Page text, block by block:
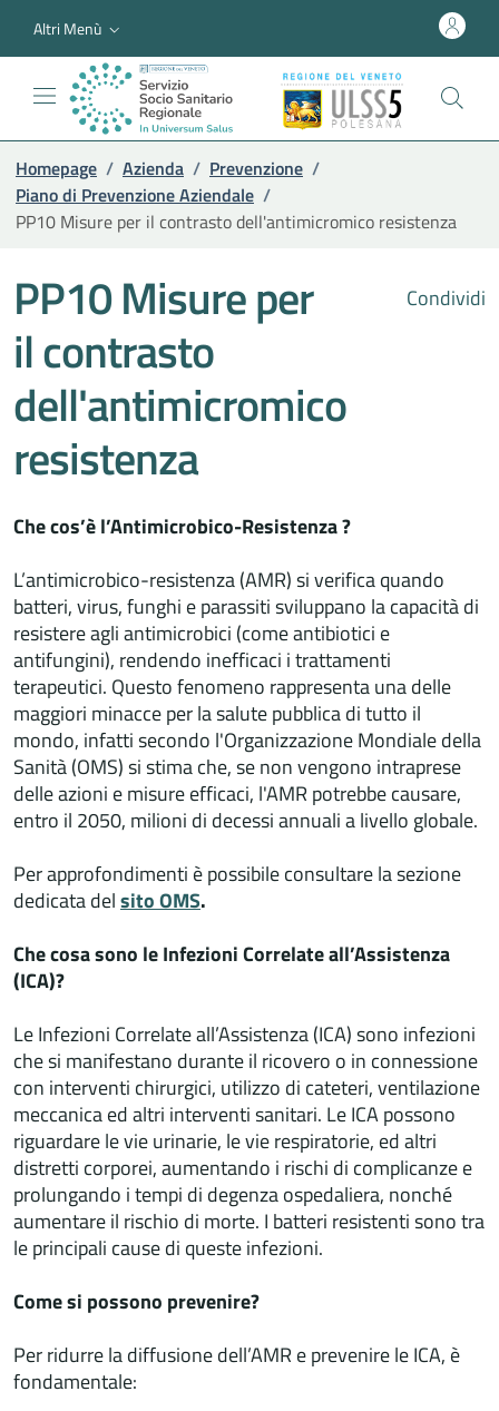
Altri Menù
Homepage / Azienda / Prevenzione /
Piano di Prevenzione Aziendale /
PP10 Misure per il contrasto dell'antimicromico resistenza
Condividi
PP10 Misure per
il contrasto
dell'antimicromico
resistenza
Che cos’è l’Antimicrobico-Resistenza ?
L’antimicrobico-resistenza (AMR) si verifica quando
batteri, virus, funghi e parassiti sviluppano la capacità di
resistere agli antimicrobici (come antibiotici e
antifungini), rendendo inefficaci i trattamenti
terapeutici. Questo fenomeno rappresenta una delle
maggiori minacce per la salute pubblica di tutto il
mondo, infatti secondo l'Organizzazione Mondiale della
Sanità (OMS) si stima che, se non vengono intraprese
delle azioni e misure efficaci, l'AMR potrebbe causare,
entro il 2050, milioni di decessi annuali a livello globale.
Per approfondimenti è possibile consultare la sezione
dedicata delsito OMS.
Che cosa sono le Infezioni Correlate all’Assistenza
(ICA)?
Le Infezioni Correlate all’Assistenza (ICA) sono infezioni
che si manifestano durante il ricovero o in connessione
con interventi chirurgici, utilizzo di cateteri, ventilazione
meccanica ed altri interventi sanitari. Le ICA possono
riguardare le vie urinarie, le vie respiratorie, ed altri
distretti corporei, aumentando i rischi di complicanze e
prolungando i tempi di degenza ospedaliera, nonché
aumentare il rischio di morte. I batteri resistenti sono tra
le principali cause di queste infezioni.
Come si possono prevenire?
Per ridurre la diffusione dell’AMR e prevenire le ICA, è
fondamentale: